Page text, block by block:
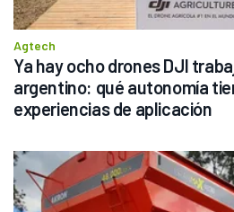
Agtech
Ya hay ocho drones DJI
argentino: qué autonomía
experiencias de aplicación